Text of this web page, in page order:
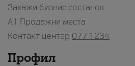
Закажи бизнис состанок
A1 Продажни места
Контакт центар 077 1234
Профил